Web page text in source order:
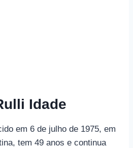
Idade
em 6 de julho de 1975, em
tem 49 anos e continua